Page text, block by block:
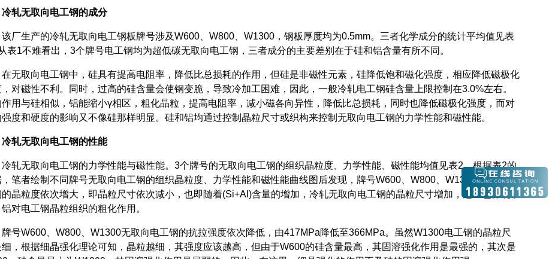
冷轧无取向电工钢的成分
生产的冷轧无取向电工钢板牌号涉及W600、W800、W1300，钢板厚度均为0.5mm。三者化学成分的统计平均值见表
表1不难看出，3个牌号电工钢均为超低碳无取向电工钢，三者成分的主要差别在于硅和铝含量有所不同。
取向电工钢中，硅具有提高电阻率，降低比总损耗的作用，但硅是非磁性元素，硅降低饱和磁化强度，相应降低磁极化
对磁性不利。同时，过高的硅含量会使钢变脆，导致冷加工困难，因此，一般冷轧电工钢硅含量上限控制在3.0%左右。
用与硅相似，铝能缩小γ相区，粗化晶粒，提高电阻率，减小磁各向异性，降低比总损耗，同时也降低磁极化强度，而对
强度和硬度的影响又不像硅那样明显。硅和铝均通过控制晶粒尺寸或织构来控制无取向电工钢的力学性能和磁性能。
冷轧无取向电工钢的性能
无取向电工钢的力学性能与磁性能。3个牌号的无取向电工钢的组织晶粒度、力学性能、磁性能均值见表2。根据表2的
笔者绘制不同牌号无取向电工钢的组织晶粒度、力学性能和磁性能曲线图后发现，牌号W600、W800、W1300无取向电
晶粒度依次增大，即晶粒尺寸依次减小，也即随着(Si+Al)含量的增加，冷轧无取向电工钢的晶粒尺寸增加，这里也体现了
铝对电工钢晶粒组织的粗化作用。
W600、W800、W1300无取向电工钢的抗拉强度依次降低，由417MPa降低至366MPa。虽然W1300电工钢的晶粒尺
，根据细晶强化理论可知，晶粒越细，其强度应该越高，但由于W600的硅含量最高，其固溶强化作用是最强的，其次是